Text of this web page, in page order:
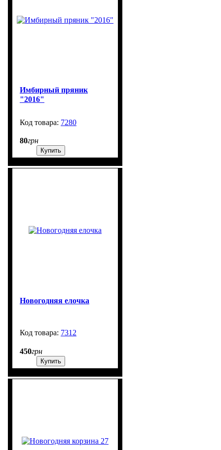
Имбирный пряник
"2016"
7280
80грн
Купить
Новогодняя елочка
7312
450грн
Купить